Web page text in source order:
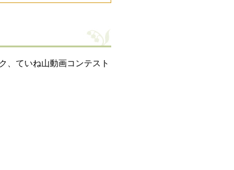
、ていね山動画コンテスト